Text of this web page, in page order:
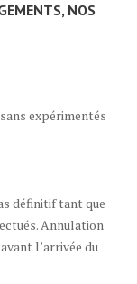
NOS
expérimentés
définitif tant que
Annulation
l’arrivée du